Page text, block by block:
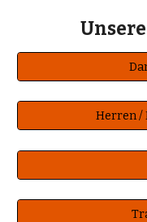
Herren /